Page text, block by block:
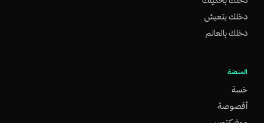
دخلك بتعيش
دخلك بالعالم
المنصّة
خسة
أقصوصة